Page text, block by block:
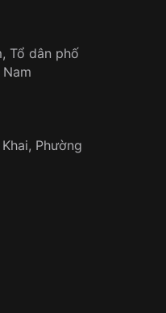
thanh toán trực tiếp
hàng
trong suốt quá
Tổ dân phố
Phường